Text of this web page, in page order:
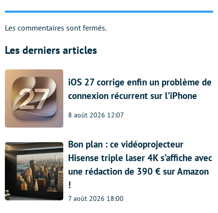
Les commentaires sont fermés.
Les derniers articles
iOS 27 corrige enfin un problème de
connexion récurrent sur l’iPhone
8 août 2026 12:07
Bon plan : ce vidéoprojecteur
Hisense triple laser 4K s’affiche avec
une rédaction de 390 € sur Amazon
!
7 août 2026 18:00